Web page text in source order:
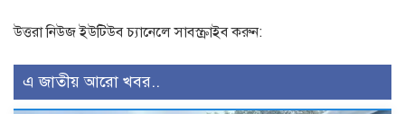
উত্তরা নিউজ ইউটিউব চ্যানেলে সাবস্ক্রাইব করুন:
এ জাতীয় আরো খবর..